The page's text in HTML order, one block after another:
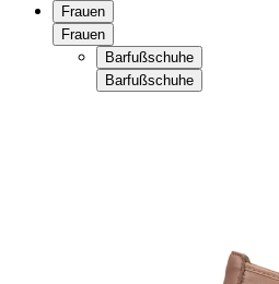
Frauen
Frauen
Barfußschuhe
Barfußschuhe